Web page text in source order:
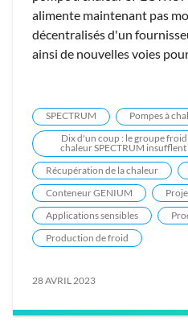
alimente maintenant pas
décentralisés d'un
ainsi de nouvelles voies
SPECTRUM Pompes à
Dix d'un coup : le groupe
chaleur SPECTRUM
Récupération de la chaleur
Conteneur GENIUM
Applications sensibles
Production de froid
28 AVRIL 2023